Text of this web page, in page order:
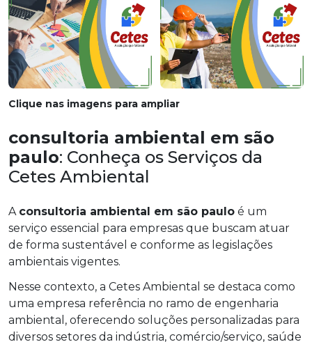
Clique nas imagens para ampliar
consultoria ambiental em são
paulo: Conheça os Serviços da
Cetes Ambiental
A consultoria ambiental em são paulo é um
serviço essencial para empresas que buscam atuar
de forma sustentável e conforme as legislações
ambientais vigentes.
Nesse contexto, a Cetes Ambiental se destaca como
uma empresa referência no ramo de engenharia
ambiental, oferecendo soluções personalizadas para
diversos setores da indústria, comércio/serviço, saúde